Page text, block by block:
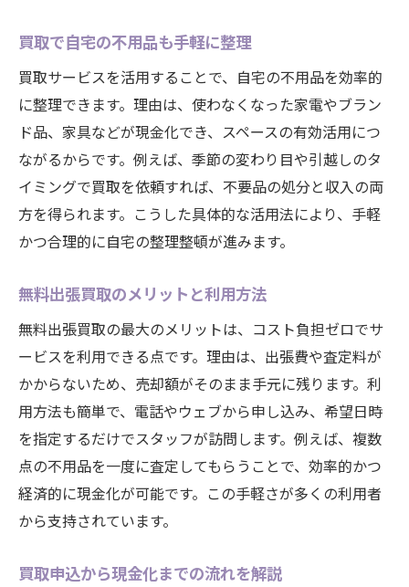
買取で自宅の不用品も手軽に整理
買取サービスを活用することで、自宅の不用品を効率的
に整理できます。理由は、使わなくなった家電やブラン
ド品、家具などが現金化でき、スペースの有効活用につ
ながるからです。例えば、季節の変わり目や引越しのタ
イミングで買取を依頼すれば、不要品の処分と収入の両
方を得られます。こうした具体的な活用法により、手軽
かつ合理的に自宅の整理整頓が進みます。
無料出張買取のメリットと利用方法
無料出張買取の最大のメリットは、コスト負担ゼロでサ
ービスを利用できる点です。理由は、出張費や査定料が
かからないため、売却額がそのまま手元に残ります。利
用方法も簡単で、電話やウェブから申し込み、希望日時
を指定するだけでスタッフが訪問します。例えば、複数
点の不用品を一度に査定してもらうことで、効率的かつ
経済的に現金化が可能です。この手軽さが多くの利用者
から支持されています。
買取申込から現金化までの流れを解説